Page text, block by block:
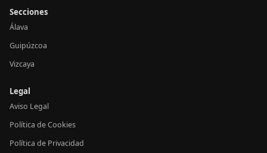
Secciones
Álava
Guipúzcoa
Vizcaya
Legal
Aviso Legal
Política de Cookies
Política de Privacidad